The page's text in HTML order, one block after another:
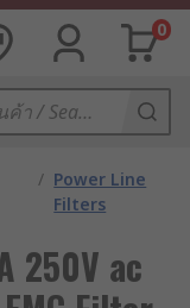
0
/ Power Line
Filters
250V ac